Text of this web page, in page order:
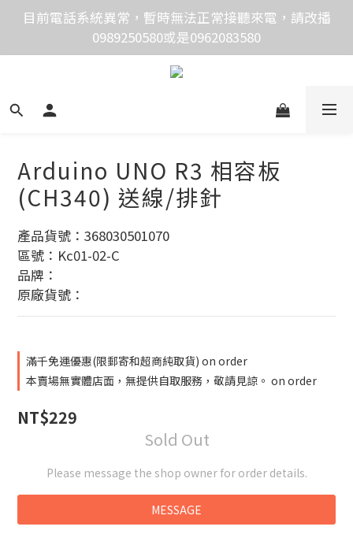
價格均含稅，下單享優惠！歡迎大量採購，由專人提供
專案報價。
目前電話系統異常，暫時無法正常接聽來電，請改播
0989250580或是0962083580
價格均含稅，下單享優惠！歡迎大量採購，由專人提供
Arduino UNO R3 相容板
(CH340) 送線/排針
產品貨號：368030501070
區號：Kc01-02-C
品牌：
原廠貨號：
滿千免運優惠(限郵寄和超商純取貨) on order
本賣場無實體店面，無提供自取服務，敬請見諒。 on order
NT$229
Sold Out
Please message the shop owner for order details.
MESSAGE